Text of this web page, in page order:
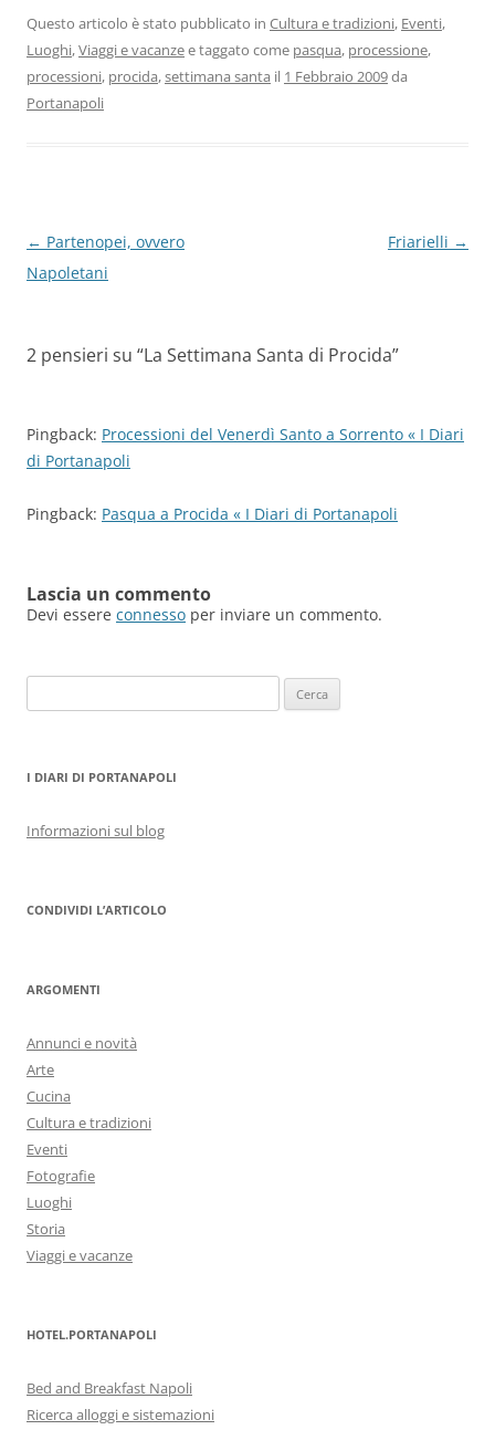
Questo articolo è stato pubblicato in Cultura e tradizioni, Eventi,
Luoghi,Viaggi e vacanzee taggato come pasqua, processione,
processioni, procida,settimana santa il 1 Febbraio 2009da
Portanapoli
Navigazione
articolo
← Partenopei, ovvero
Napoletani
Friarielli →
2 pensieri su “La Settimana Santa di Procida”
Pingback: Processioni del Venerdì Santo a Sorrento « I Diari
di Portanapoli
Pingback: Pasqua a Procida « I Diari di Portanapoli
Lascia un commento
Devi essere connesso per inviare un commento.
per:
I DIARI DI PORTANAPOLI
Informazioni sul blog
CONDIVIDI L’ARTICOLO
ARGOMENTI
Annunci e novità
Arte
Cucina
Cultura e tradizioni
Eventi
Fotografie
Luoghi
Storia
Viaggi e vacanze
HOTEL.PORTANAPOLI
Bed and Breakfast Napoli
Ricerca alloggi e sistemazioni